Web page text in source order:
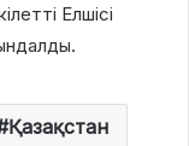
Елшісі
Қазақстан